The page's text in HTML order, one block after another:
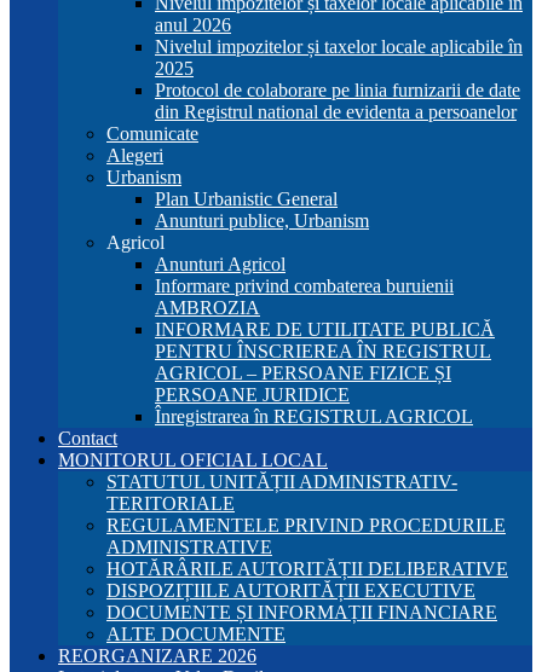
anul 2026
Nivelul impozitelor și taxelor locale aplicabile în
2025
Protocol de colaborare pe linia furnizarii de date
din Registrul national de evidenta a persoanelor
Comunicate
Alegeri
Urbanism
Plan Urbanistic General
Anunturi publice, Urbanism
Agricol
Anunturi Agricol
Informare privind combaterea buruienii
AMBROZIA
INFORMARE DE UTILITATE PUBLICĂ
PENTRU ÎNSCRIEREA ÎN REGISTRUL
AGRICOL – PERSOANE FIZICE ȘI
PERSOANE JURIDICE
Înregistrarea în REGISTRUL AGRICOL
Contact
MONITORUL OFICIAL LOCAL
STATUTUL UNITĂȚII ADMINISTRATIV-
TERITORIALE
REGULAMENTELE PRIVIND PROCEDURILE
ADMINISTRATIVE
HOTĂRÂRILE AUTORITĂȚII DELIBERATIVE
DISPOZIȚIILE AUTORITĂȚII EXECUTIVE
DOCUMENTE ȘI INFORMAȚII FINANCIARE
ALTE DOCUMENTE
REORGANIZARE 2026